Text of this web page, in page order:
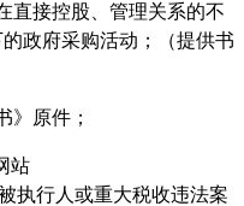
直接控股、管理关系的不
政府采购活动；（提供书
》原件；
站
执行人或重大税收违法案